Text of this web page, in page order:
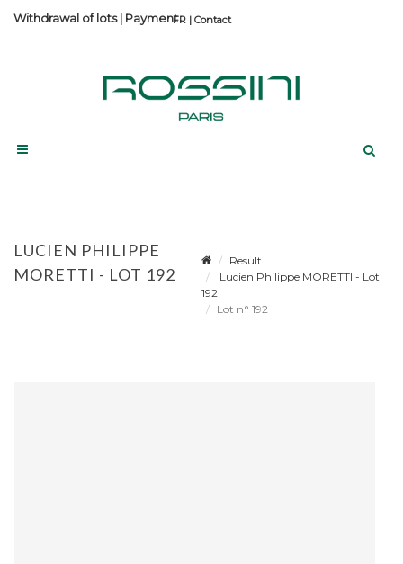
Contact
Withdrawal of lots| Payment
LUCIEN PHILIPPE
MORETTI - LOT 192
Result
Lucien Philippe MORETTI - Lot
192
Lot n° 192